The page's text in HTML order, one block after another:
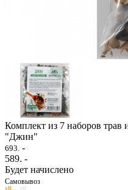
Комплект из 7 наборов
"Джин"
693. -
589. -
Будет начислено
Самовывоз